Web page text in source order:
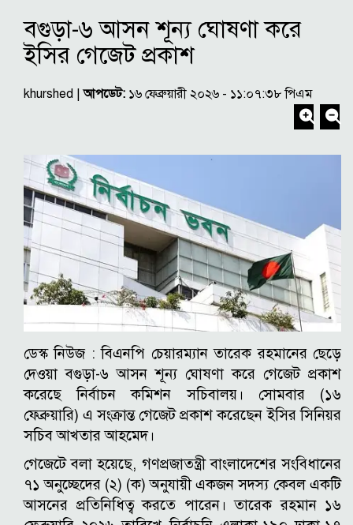
বগুড়া-৬ আসন শূন্য ঘোষণা করে
ইসির গেজেট প্রকাশ
khurshed |আপডেট: ১৬ ফেব্রুয়ারী ২০২৬ - ১১:০৭:৩৮ পিএম
ডেস্ক নিউজ :বিএনপি চেয়ারম্যান তারেক রহমানের ছেড়ে
দেওয়া বগুড়া-৬ আসন শূন্য ঘোষণা করে গেজেট প্রকাশ
করেছে নির্বাচন কমিশন সচিবালয়। সোমবার (১৬
ফেব্রুয়ারি) এ সংক্রান্ত গেজেট প্রকাশ করেছেন ইসির সিনিয়র
সচিব আখতার আহমেদ।
গেজেটে বলা হয়েছে, গণপ্রজাতন্ত্রী বাংলাদেশের সংবিধানের
৭১ অনুচ্ছেদের (২) (ক) অনুযায়ী একজন সদস্য কেবল একটি
আসনের প্রতিনিধিত্ব করতে পারেন।তারেক রহমান ১৬